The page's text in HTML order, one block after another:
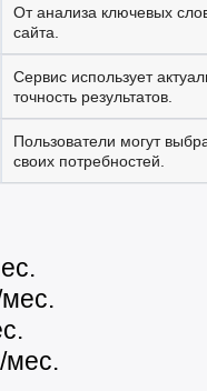
От анализа ключевых
сайта.
Сервис использует
точность результатов.
Пользователи могут
своих потребностей.
мес.